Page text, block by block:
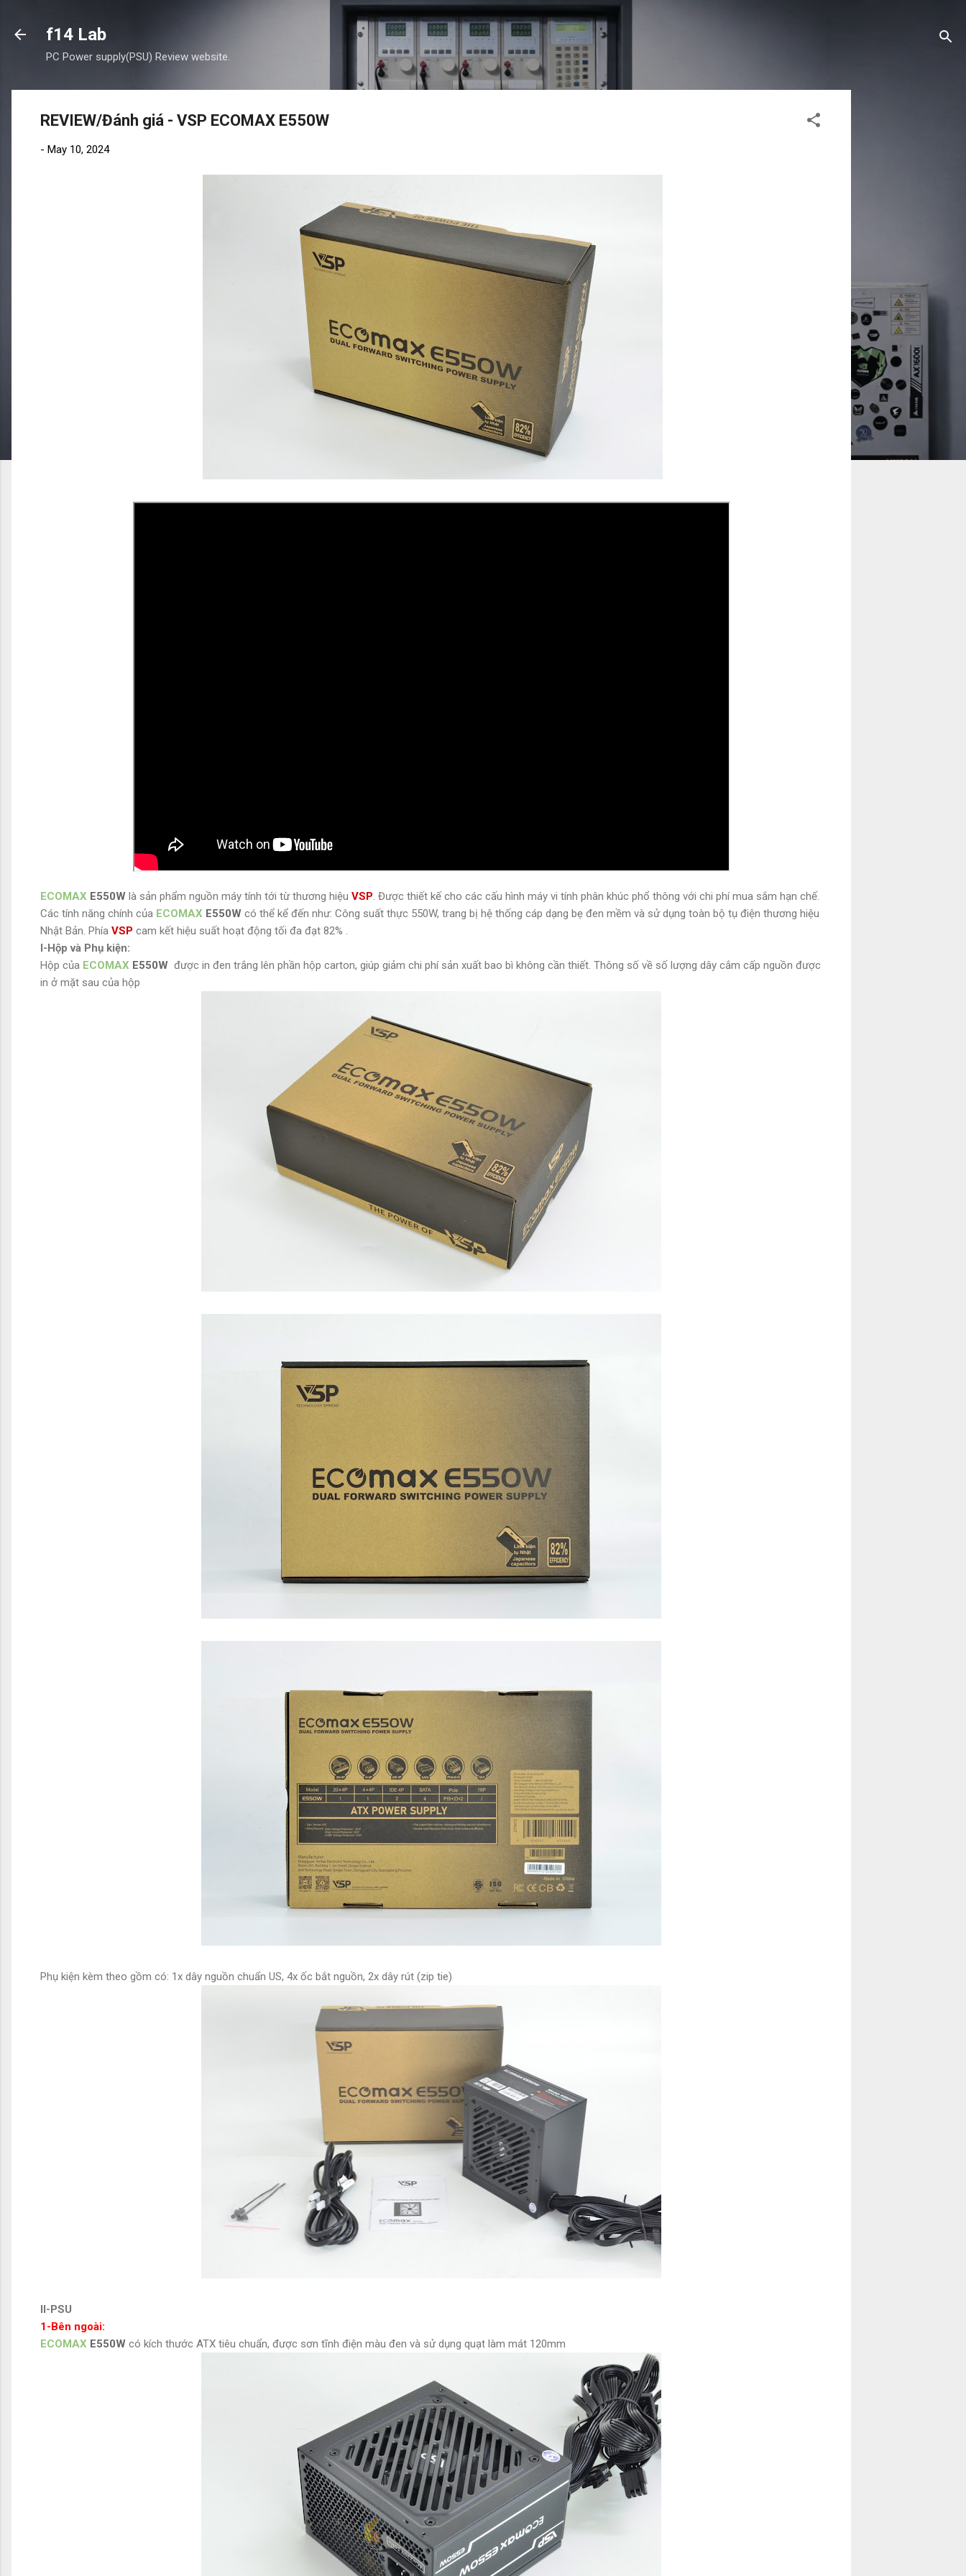
Skip to main content
f14 Lab
PC Power supply(PSU) Review website.
REVIEW/Đánh giá - VSP ECOMAX E550W
- May 10, 2024
ECOMAX E550W là sản phẩm nguồn máy tính tới từ thương hiệu VSP . Được thiết kế cho các cấu hình máy vi tính phân khúc phổ thông với chi phí mua sắm hạn chế.
Các tính năng chính của ECOMAX E550W có thể kể đến như: Công suất thực 550W, trang bị hệ thống cáp dạng bẹ đen mềm và sử dụng toàn bộ tụ điện thương hiệu
Nhật Bản. Phía VSP cam kết hiệu suất hoạt động tối đa đạt 82% .
I-Hộp và Phụ kiện:
Hộp của ECOMAX E550W được in đen trắng lên phần hộp carton, giúp giảm chi phí sản xuất bao bì không cần thiết. Thông số về số lượng dây cắm cấp nguồn được
in ở mặt sau của hộp
Phụ kiện kèm theo gồm có: 1x dây nguồn chuẩn US, 4x ốc bắt nguồn, 2x dây rút (zip tie)
II-PSU
1-Bên ngoài:
ECOMAX E550W có kích thước ATX tiêu chuẩn, được sơn tĩnh điện màu đen và sử dụng quạt làm mát 120mm